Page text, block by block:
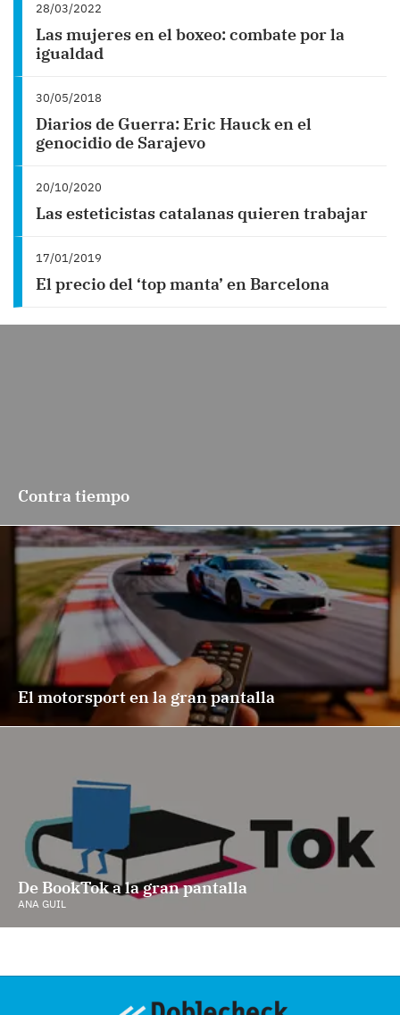
28/03/2022
Las mujeres en el boxeo: combate por la
igualdad
30/05/2018
Diarios de Guerra: Eric Hauck en el
genocidio de Sarajevo
20/10/2020
Las esteticistas catalanas quieren trabajar
17/01/2019
El precio del ‘top manta’ en Barcelona
Contra tiempo
El motorsport en la gran pantalla
De BookTok a la gran pantalla
ANA GUIL